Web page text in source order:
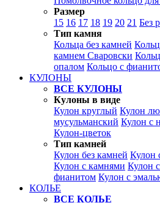
Размер
15 16 17 18 19 20 21 Без
Тип камня
Кольца без камней
камнем Сваровски
опалом Кольцо с
КУЛОНЫ
ВСЕ КУЛОНЫ
Кулоны в виде
Кулон круглый Кулон
мусульманский Кулон с
Кулон-цветок
Тип камней
Кулон без камней Кулон
Кулон с камнями Кулон
фианитом Кулон с
КОЛЬЕ
ВСЕ КОЛЬЕ